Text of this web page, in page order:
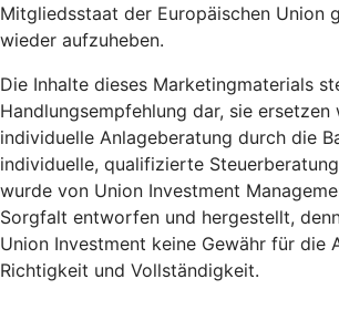
Mitgliedsstaat der Europäischen Union
wieder aufzuheben.
Die Inhalte dieses Marketingmaterials
Handlungsempfehlung dar, sie ersetzen
individuelle Anlageberatung durch die
individuelle, qualifizierte
wurde von Union Investment
Sorgfalt entworfen und hergestellt,
Union Investment keine Gewähr für die
Richtigkeit und Vollständigkeit.